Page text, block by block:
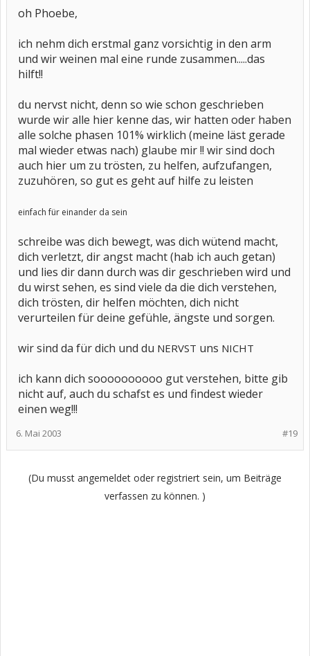
oh Phoebe,
ich nehm dich erstmal ganz vorsichtig in den arm
und wir weinen mal eine runde zusammen.....das
hilft!!
du nervst nicht, denn so wie schon geschrieben
wurde wir alle hier kenne das, wir hatten oder haben
alle solche phasen 101% wirklich (meine läst gerade
mal wieder etwas nach) glaube mir !! wir sind doch
auch hier um zu trösten, zu helfen, aufzufangen,
zuzuhören, so gut es geht auf hilfe zu leisten
einfach für einander da sein
schreibe was dich bewegt, was dich wütend macht,
dich verletzt, dir angst macht (hab ich auch getan)
und lies dir dann durch was dir geschrieben wird und
du wirst sehen, es sind viele da die dich verstehen,
dich trösten, dir helfen möchten, dich nicht
verurteilen für deine gefühle, ängste und sorgen.
wir sind da für dich und du NERVST uns NICHT
ich kann dich soooooooooo gut verstehen, bitte gib
nicht auf, auch du schafst es und findest wieder
einen weg!!!
#19
6. Mai 2003
(Du musst angemeldet oder registriert sein, um Beiträge
verfassen zu können. )